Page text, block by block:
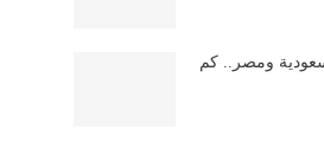
ومصر.. كم